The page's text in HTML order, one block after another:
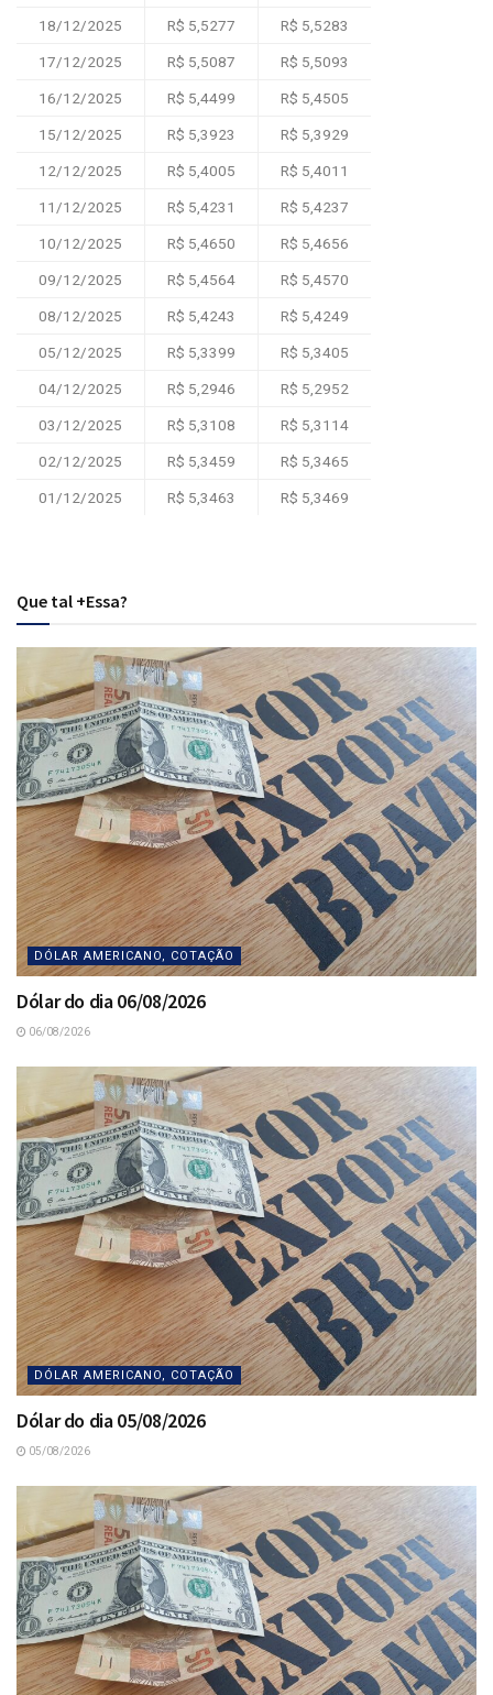
18/12/2025 R$ 5,5277 R$ 5,5283
17/12/2025 R$ 5,5087 R$ 5,5093
16/12/2025 R$ 5,4499 R$ 5,4505
15/12/2025 R$ 5,3923 R$ 5,3929
12/12/2025 R$ 5,4005 R$ 5,4011
11/12/2025 R$ 5,4231 R$ 5,4237
10/12/2025 R$ 5,4650 R$ 5,4656
09/12/2025 R$ 5,4564 R$ 5,4570
08/12/2025 R$ 5,4243 R$ 5,4249
05/12/2025 R$ 5,3399 R$ 5,3405
04/12/2025 R$ 5,2946 R$ 5,2952
03/12/2025 R$ 5,3108 R$ 5,3114
02/12/2025 R$ 5,3459 R$ 5,3465
01/12/2025 R$ 5,3463 R$ 5,3469
Que tal +Essa?
DÓLAR AMERICANO, COTAÇÃO
Dólar do dia 06/08/2026
06/08/2026
DÓLAR AMERICANO, COTAÇÃO
Dólar do dia 05/08/2026
05/08/2026